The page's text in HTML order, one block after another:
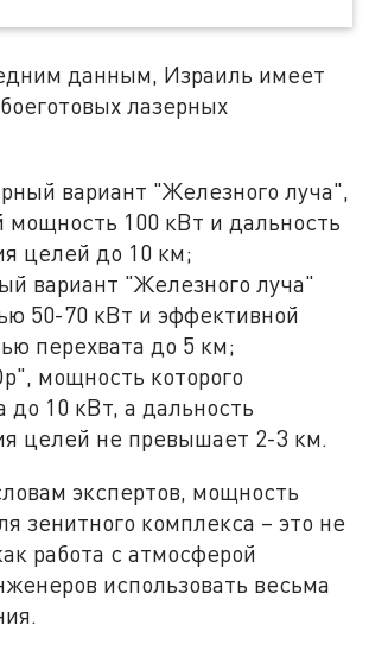
данным, Израиль имеет
лазерных
вариант "Железного луча",
100 кВт и дальность
целей до 10 км;
вариант "Железного луча"
50-70 кВт и эффективной
перехвата до 5 км;
мощность которого
до 10 кВт, а дальность
целей не превышает 2-3 км.
экспертов, мощность
зенитного комплекса – это не
работа с атмосферой
использовать весьма